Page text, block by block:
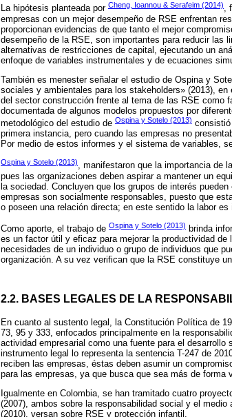
La hipótesis planteada por Cheng, Ioannou & Serafeim (2014),
empresas con un mejor desempeño de RSE enfrentan
proporcionan evidencias de que tanto el mejor
desempeño de la RSE, son importantes para reducir las
alternativas de restricciones de capital, ejecutando un
enfoque de variables instrumentales y de ecuaciones
También es menester señalar el estudio de Ospina y
sociales y ambientales para los stakeholders» (2013),
del sector construcción frente al tema de las RSE como
documentada de algunos modelos propuestos por
metodológico del estudio de Ospina y Sotelo (2013)
primera instancia, pero cuando las empresas no
Por medio de estos informes y el sistema de variables,
Ospina y Sotelo (2013), manifestaron que la importancia de
pues las organizaciones deben aspirar a mantener un
la sociedad. Concluyen que los grupos de interés
empresas son socialmente responsables, puesto que
o poseen una relación directa; en este sentido la labor
Como aporte, el trabajo de Ospina y Sotelo (2013) brinda
es un factor útil y eficaz para mejorar la productividad
necesidades de un individuo o grupo de individuos que
organización. A su vez verifican que la RSE constituye
2.2. BASES LEGALES DE LA
En cuanto al sustento legal, la Constitución Política de
73, 95 y 333, enfocados principalmente en la
actividad empresarial como una fuente para el
instrumento legal lo representa la sentencia T-247 de
reciben las empresas, éstas deben asumir un
para las empresas, ya que busca que sea más de forma
Igualmente en Colombia, se han tramitado cuatro
(2007), ambos sobre la responsabilidad social y el
(2010), versan sobre RSE y protección infantil.